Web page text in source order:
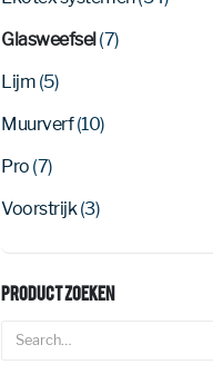
Glasweefsel(7)
Lijm (5)
Muurverf (10)
Pro (7)
Voorstrijk(3)
Product Zoeken